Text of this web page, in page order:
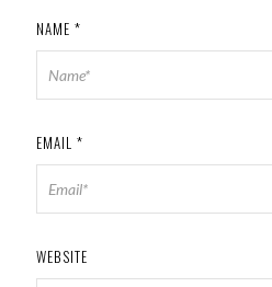
NAME *
EMAIL *
WEBSITE